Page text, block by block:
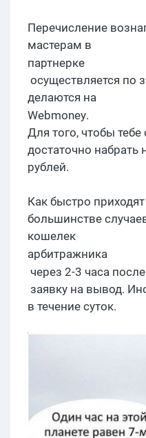
Перечисление
мастерам в
партнерке
осуществляется по
делаются на
Webmoney.
Для того, чтобы
достаточно набрать
рублей.
Как быстро
большинстве
кошелек
арбитражника
через 2-3 часа
заявку на вывод.
в течение суток.